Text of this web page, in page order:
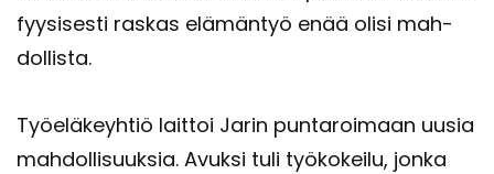
fyy­si­ses­ti ras­kas elä­män­työ enää olisi mah­
dol­lis­ta.
Työ­elä­keyh­tiö lait­toi Jarin pun­ta­roi­maan uusia
mah­dol­li­suuk­sia. Avuk­si tuli työ­ko­kei­lu, jonka